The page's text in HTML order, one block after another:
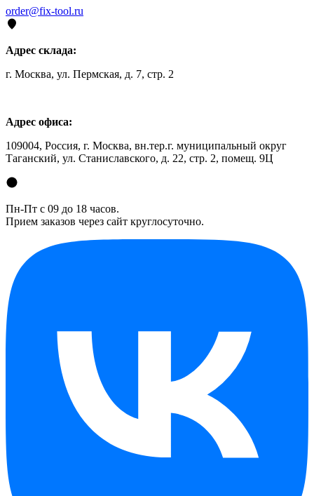
order@fix-tool.ru
Адрес склада:
г. Москва, ул. Пермская, д. 7, стр. 2
Адрес офиса:
109004, Россия, г. Москва, вн.тер.г. муниципальный округ
Таганский, ул. Станиславского, д. 22, стр. 2, помещ. 9Ц
Пн-Пт с 09 до 18 часов.
Прием заказов через сайт круглосуточно.